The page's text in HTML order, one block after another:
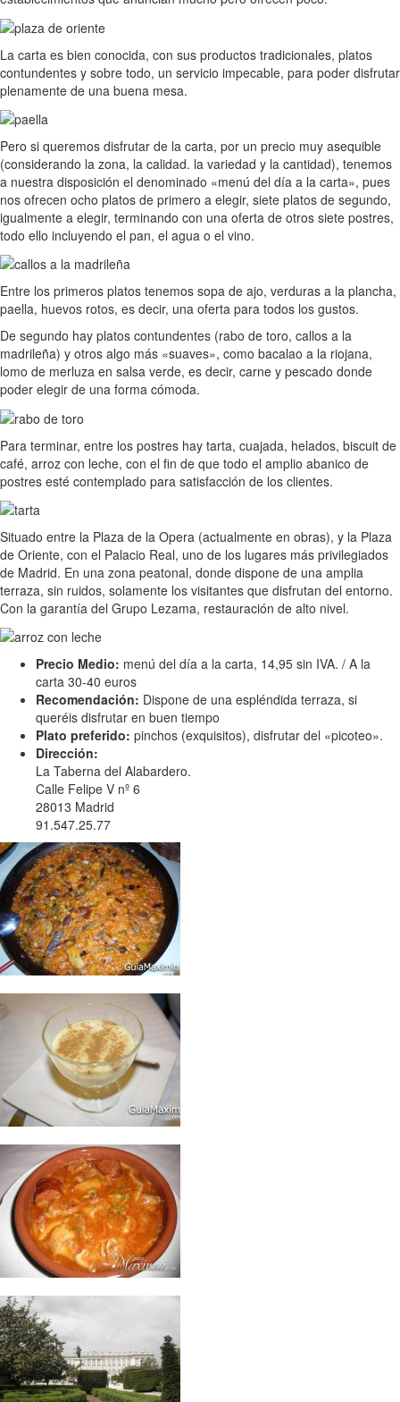
La carta es bien conocida, con sus productos tradicionales, platos
contundentes y sobre todo, un servicio impecable, para poder disfrutar
plenamente de una buena mesa.
Pero si queremos disfrutar de la carta, por un precio muy asequible
(considerando la zona, la calidad. la variedad y la cantidad), tenemos
a nuestra disposición el denominado «menú del día a la carta», pues
nos ofrecen ocho platos de primero a elegir, siete platos de segundo,
igualmente a elegir, terminando con una oferta de otros siete postres,
todo ello incluyendo el pan, el agua o el vino.
Entre los primeros platos tenemos sopa de ajo, verduras a la plancha,
paella, huevos rotos, es decir, una oferta para todos los gustos.
De segundo hay platos contundentes (rabo de toro, callos a la
madrileña) y otros algo más «suaves», como bacalao a la riojana,
lomo de merluza en salsa verde, es decir, carne y pescado donde
poder elegir de una forma cómoda.
Para terminar, entre los postres hay tarta, cuajada, helados, biscuit de
café, arroz con leche, con el fin de que todo el amplio abanico de
postres esté contemplado para satisfacción de los clientes.
Situado entre la Plaza de la Opera (actualmente en obras), y la Plaza
de Oriente, con el Palacio Real, uno de los lugares más privilegiados
de Madrid. En una zona peatonal, donde dispone de una amplia
terraza, sin ruidos, solamente los visitantes que disfrutan del entorno.
Con la garantía del Grupo Lezama, restauración de alto nivel.
Precio Medio: menú del día a la carta, 14,95 sin IVA. / A la
carta 30-40 euros
Recomendación: Dispone de una espléndida terraza, si
queréis disfrutar en buen tiempo
Plato preferido: pinchos (exquisitos), disfrutar del «picoteo».
Dirección:
La Taberna del Alabardero.
Calle Felipe V nº 6
28013 Madrid
91.547.25.77